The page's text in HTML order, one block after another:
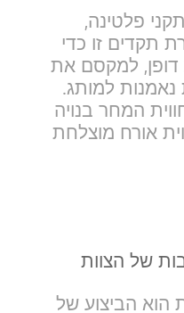
פלטינה,
תקדים זו כדי
דופן, למקסם את
נאמנות למותג.
המחר בנויה
אורח מוצלחת
של הצוות
הוא הביצוע של